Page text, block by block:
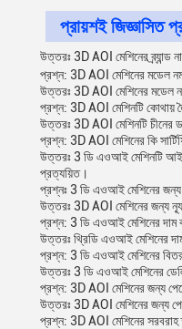
প্রায়শই জিজ্ঞাসিত
উত্তরঃ 3D AOI মেশিনের ব্র্যান্ড
প্রশ্ন: 3D AOI মেশিনের মডেল
উত্তরঃ 3D AOI মেশিনের
প্রশ্ন: 3D AOI মেশিনটি কোথায়
উত্তরঃ 3D AOI মেশিনটি চীনের
প্রশ্ন: 3D AOI মেশিনের কি
উত্তরঃ 3 ডি এওআই মেশিনটি
প্রত্যয়িত।
প্রশ্নঃ 3 ডি এওআই মেশিনের জন্য
উত্তরঃ 3D AOI মেশিনের জন্য
প্রশ্ন: 3 ডি এওআই মেশিনের দাম
উত্তরঃ থ্রিডি এওআই মেশিনের
প্রশ্ন: 3 ডি এওআই মেশিনের
উত্তরঃ 3 ডি এওআই মেশিনের
প্রশ্ন: 3D AOI মেশিনের জন্য
উত্তরঃ 3D AOI মেশিনের জন্য
প্রশ্ন: 3D AOI মেশিনের সরবরাহ